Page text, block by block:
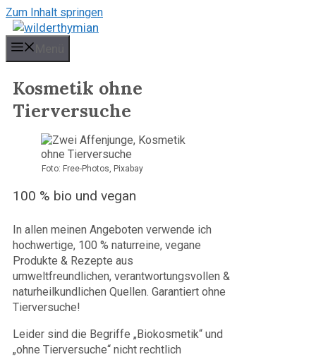
Zum Inhalt springen
Kosmetik ohne
Tierversuche
Foto: Free-Photos, Pixabay
100 % bio und vegan
In allen meinen Angeboten verwende ich
hochwertige, 100 % naturreine, vegane
Produkte & Rezepte aus
umweltfreundlichen, verantwortungsvollen &
naturheilkundlichen Quellen. Garantiert ohne
Tierversuche!
Leider sind die Begriffe „Biokosmetik“ und
„ohne Tierversuche“ nicht rechtlich